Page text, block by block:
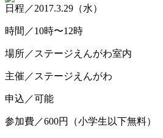
日程／2017.3.29（水）
時間／10時〜12時
場所／ステージえんがわ室内
主催／ステージえんがわ
申込／可能
参加費／600円（小学生以下無料）